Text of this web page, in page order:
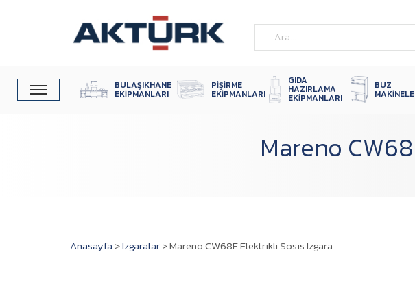
BULAŞIKHANE
EKIPMANLARI
PIŞIRME
EKIPMANLARI
GIDA
HAZIRLAMA
EKIPMANLARI
BUZ
Mareno
Anasayfa >Izgaralar>Mareno CW68E Elektrikli Sosis Izgara